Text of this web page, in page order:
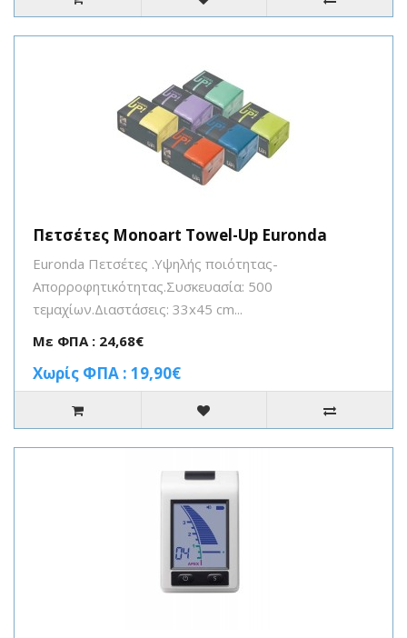
Πετσέτες Monoart Towel-Up Euronda
Euronda Πετσέτες .Υψηλής ποιότητας-
Aπορροφητικότητας.Συσκευασία: 500
τεμαχίων.Διαστάσεις: 33x45 cm...
Με ΦΠΑ : 24,68€
Χωρίς ΦΠΑ : 19,90€